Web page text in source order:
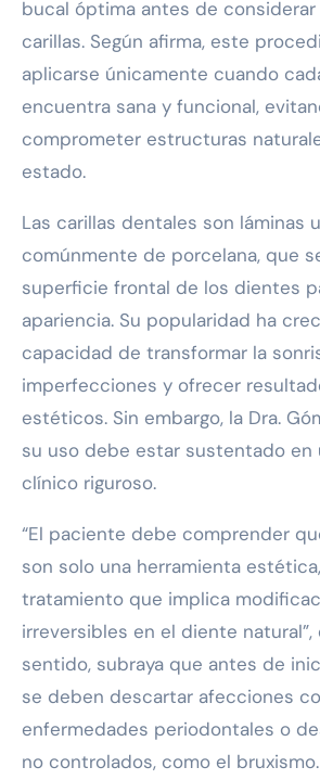
bucal óptima antes de
carillas. Según afirma, este
aplicarse únicamente cuando
encuentra sana y funcional,
comprometer estructuras
estado.
Las carillas dentales son láminas
comúnmente de porcelana, que
superficie frontal de los dientes
apariencia. Su popularidad ha
capacidad de transformar la
imperfecciones y ofrecer
estéticos. Sin embargo, la Dra.
su uso debe estar sustentado en
clínico riguroso.
“El paciente debe comprender
son solo una herramienta
tratamiento que implica
irreversibles en el diente natural”,
sentido, subraya que antes de
se deben descartar afecciones
enfermedades periodontales o
no controlados, como el bruxismo.